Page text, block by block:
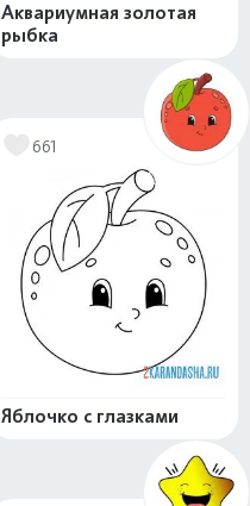
Аквариумная золотая
рыбка
661
Яблочко с глазками